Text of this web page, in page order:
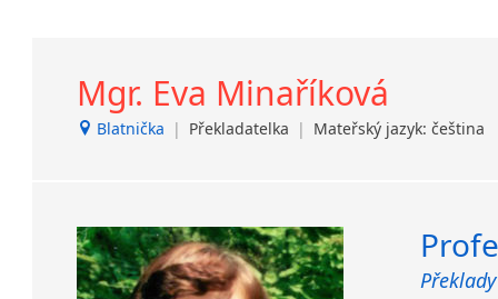
Mgr. Eva Minaříková
Blatnička | Překladatelka | Mateřský jazyk: čeština
Překlady